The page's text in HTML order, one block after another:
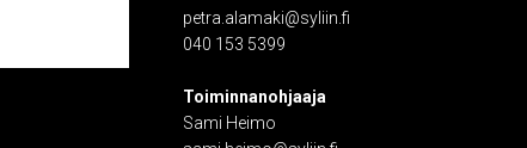
petra.alamaki@syliin.fi
040 153 5399
Toiminnanohjaaja
Sami Heimo